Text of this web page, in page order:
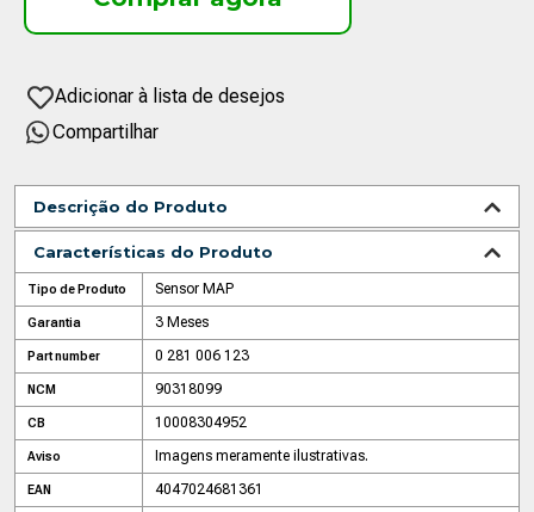
Compartilhar
Descrição do Produto
Características do Produto
Tipo de Produto Sensor MAP
Garantia 3 Meses
Part number 0 281 006 123
NCM 90318099
CB 10008304952
Aviso Imagens meramente ilustrativas.
EAN 4047024681361